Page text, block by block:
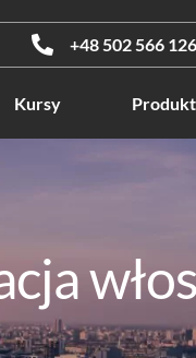
+48 502 566 126
Kursy